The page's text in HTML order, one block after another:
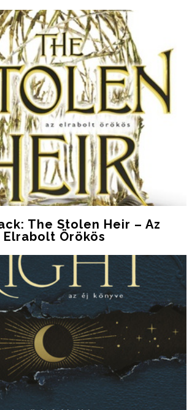
The Stolen Heir – Az
Elrabolt Örökös